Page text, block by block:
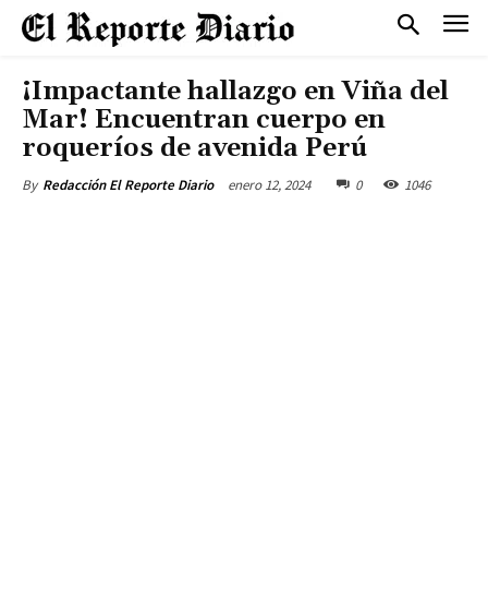
¡Impactante hallazgo en Viña del
Mar! Encuentran cuerpo en
roqueríos de avenida Perú
By Redacción El Reporte Diario enero 12, 2024 0 1046